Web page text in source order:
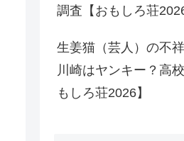
調査【おもしろ荘2026
生姜猫（芸人）の不
川崎はヤンキー？高
もしろ荘2026】